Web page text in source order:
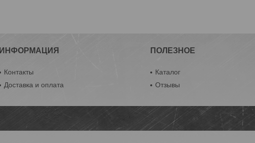
ИНФОРМАЦИЯ
Контакты
Доставка и оплата
ПОЛЕЗНОЕ
Каталог
Отзывы